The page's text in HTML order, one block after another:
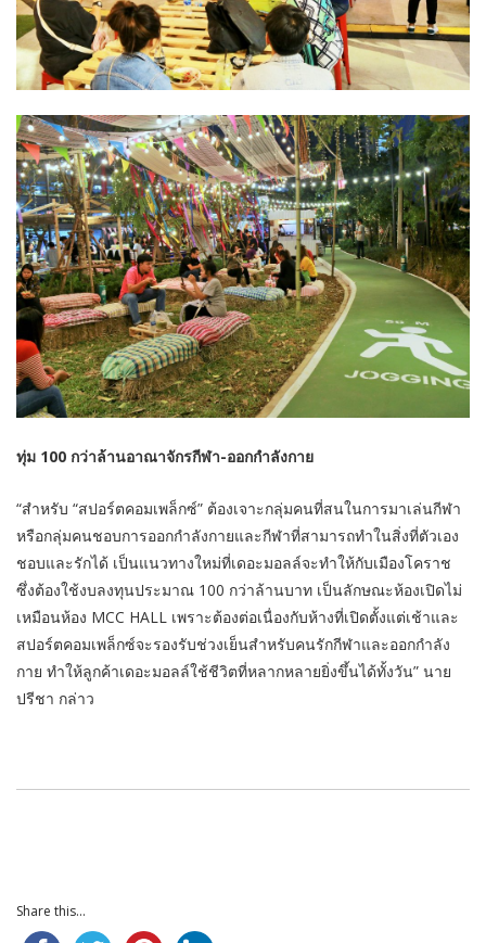
ทุ่ม 100 กว่าล้านอาณาจักรกีฬา-ออกกำลังกาย
“สำหรับ “สปอร์ตคอมเพล็กซ์” ต้องเจาะกลุ่มคนที่สนในการมาเล่นกีฬา
หรือกลุ่มคนชอบการออกกำลังกายและกีฬาที่สามารถทำในสิ่งที่ตัวเอง
ชอบและรักได้ เป็นแนวทางใหม่ที่เดอะมอลล์จะทำให้กับเมืองโคราช
ซึ่งต้องใช้งบลงทุนประมาณ 100 กว่าล้านบาท เป็นลักษณะห้องเปิดไม่
เหมือนห้อง MCC HALL เพราะต้องต่อเนื่องกับห้างที่เปิดตั้งแต่เช้าและ
สปอร์ตคอมเพล็กซ์จะรองรับช่วงเย็นสำหรับคนรักกีฬาและออกกำลัง
กาย ทำให้ลูกค้าเดอะมอลล์ใช้ชีวิตที่หลากหลายยิ่งขึ้นได้ทั้งวัน” นาย
ปรีชา กล่าว
Share this...